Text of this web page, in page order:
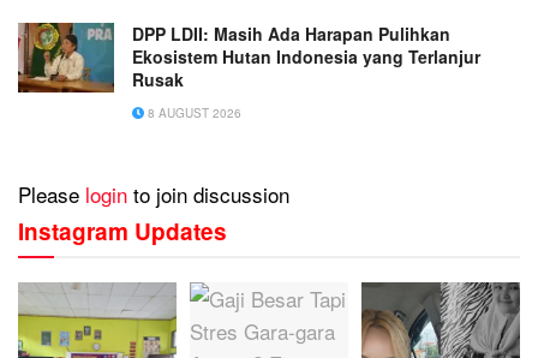
DPP LDII: Masih Ada Harapan Pulihkan
Ekosistem Hutan Indonesia yang Terlanjur
Rusak
8 AUGUST 2026
Please login to join discussion
Instagram Updates